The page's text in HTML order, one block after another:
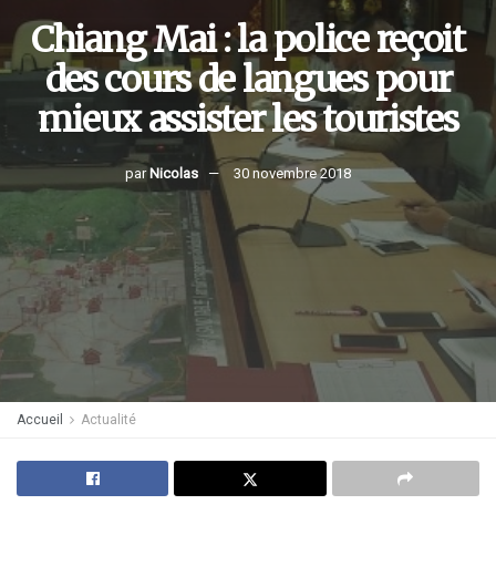
Chiang Mai : la police reçoit
des cours de langues pour
mieux assister les touristes
par Nicolas 30 novembre 2018
Accueil Actualité